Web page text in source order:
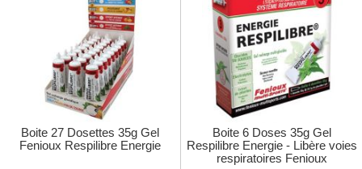
Boite 27 Dosettes 35g Gel
Fenioux Respilibre Energie
Boite 6 Doses 35g Gel
Respilibre Energie - Libère voies
respiratoires Fenioux